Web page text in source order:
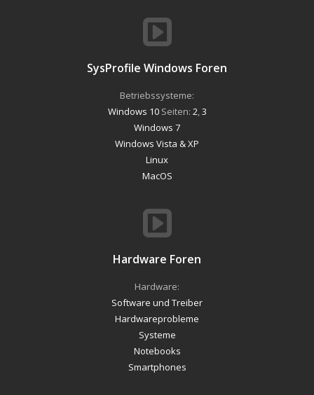
SysProfile Windows Foren
Betriebssysteme:
Windows 10Seiten: 2 3
Windows 7
Windows Vista & XP
Linux
MacOS
Hardware Foren
Hardware:
Software und Treiber
Hardwareprobleme
Systeme
Notebooks
Smartphones